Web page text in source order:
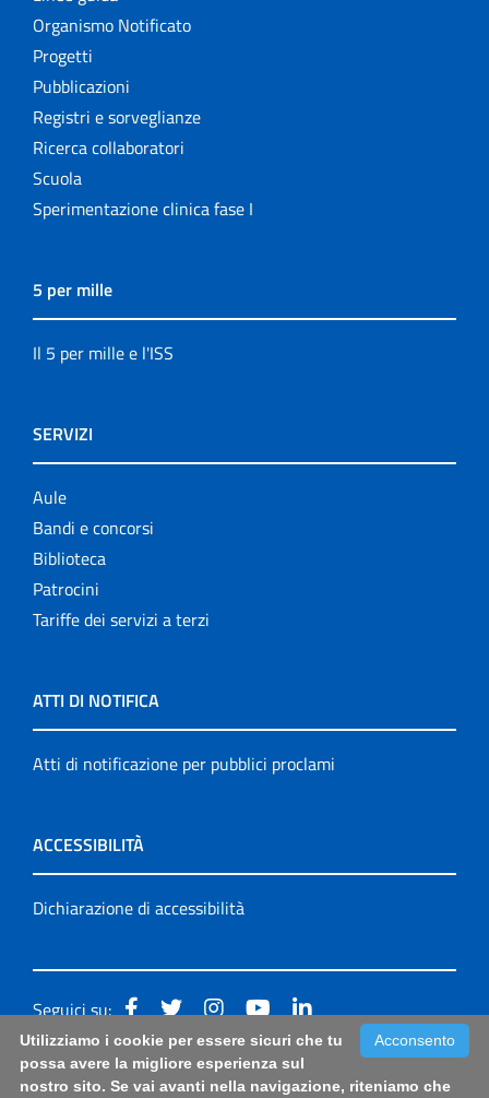
Organismo Notificato
Progetti
Pubblicazioni
Registri e sorveglianze
Ricerca collaboratori
Scuola
Sperimentazione clinica fase I
5 per mille
Il 5 per mille e l'ISS
SERVIZI
Aule
Bandi e concorsi
Biblioteca
Patrocini
Tariffe dei servizi a terzi
ATTI DI NOTIFICA
Atti di notificazione per pubblici proclami
ACCESSIBILITÀ
Dichiarazione di accessibilità
Seguici su:
Accessibilità: form di segnalazione di prima istanza per
questa pagina|Note Legali | Sitemap
Acconsento
Utilizziamo i cookie per essere sicuri che tu
possa avere la migliore esperienza sul
nostro sito. Se vai avanti nella navigazione, riteniamo che